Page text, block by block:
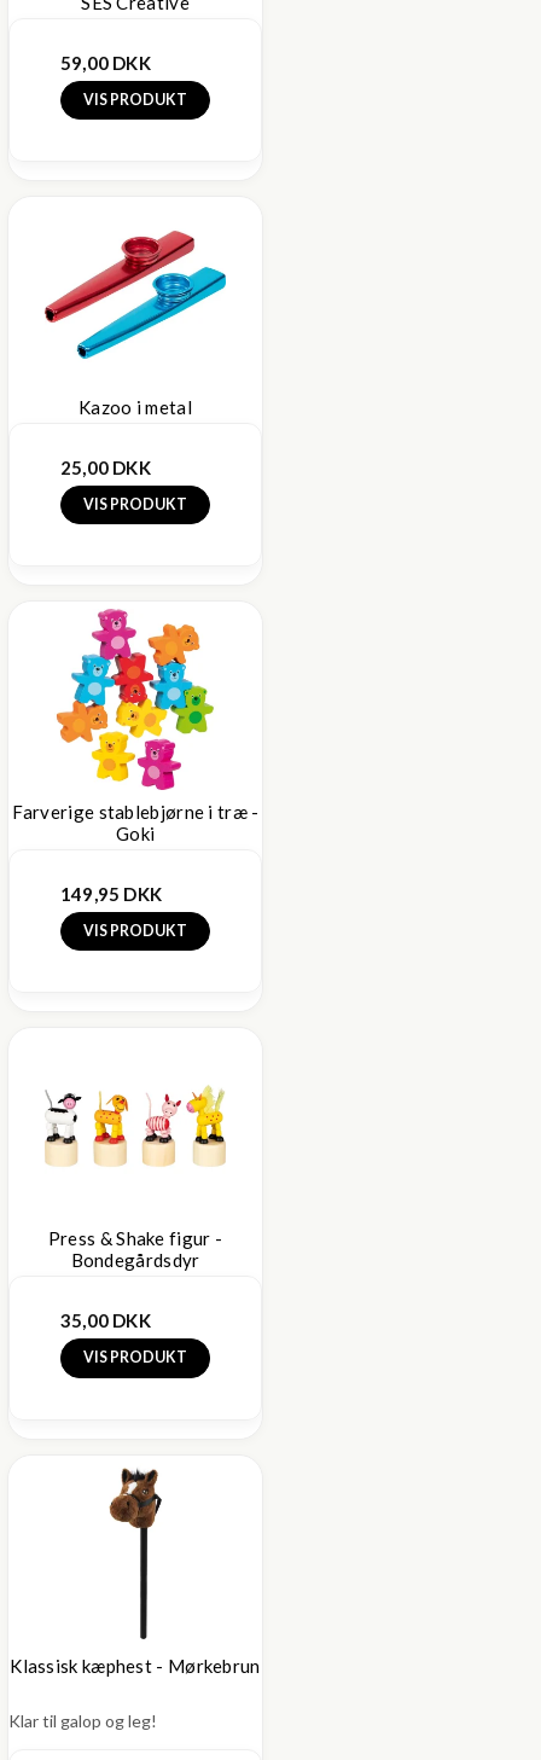
59,00 DKK
VIS PRODUKT
Kazoo i metal
25,00 DKK
VIS PRODUKT
Farverige stablebjørne i træ -
Goki
149,95 DKK
VIS PRODUKT
Press & Shake figur -
Bondegårdsdyr
35,00 DKK
VIS PRODUKT
Klassisk kæphest - Mørkebrun
Klar til galop og leg!